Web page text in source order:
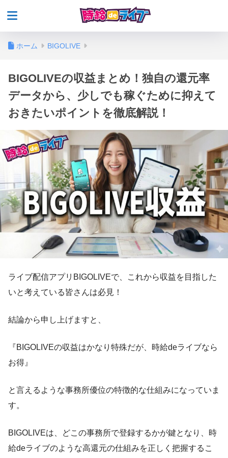
ホーム BIGOLIVE
BIGOLIVEの収益まとめ！独自の還元率
データから、少しでも稼ぐために抑えて
おきたいポイントを徹底解説！
ライブ配信アプリBIGOLIVEで、これから収益を目指した
いと考えている皆さんは必見！
結論から申し上げますと、
『BIGOLIVEの収益はかなり特殊だが、時給deライブなら
お得』
と言えるような事務所優位の特徴的な仕組みになっていま
す。
BIGOLIVEは、どこの事務所で登録するかが鍵となり、時
給deライブのような高還元の仕組みを正しく把握するこ